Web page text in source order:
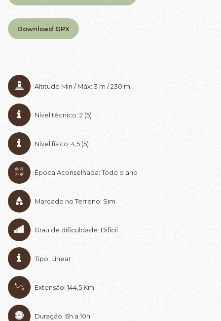
Download GPX
Grau de dificuldade: Difícil
Tipo: Linear
Extensão: 144,5 Km
Duração: 6h a 10h
Altitude Min / Máx: 3 m / 230 m
Nível técnico: 2 (5)
Nível físico: 4,5 (5)
Época Aconselhada: Todo o ano
Marcado no Terreno: Sim